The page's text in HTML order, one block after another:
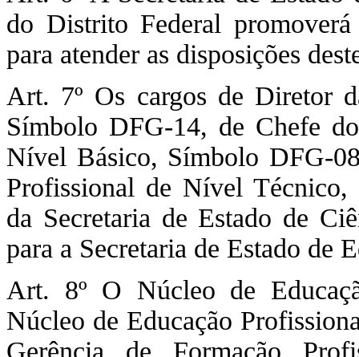
do Distrito Federal promoverá
para atender as disposições
Art. 7º Os cargos de Diretor
Símbolo DFG-14, de Chefe
Nível Básico, Símbolo DFG-
Profissional de Nível
da Secretaria de Estado de
para a Secretaria de Estado de
Art. 8º O Núcleo de
Núcleo de Educação
Gerência de Formação